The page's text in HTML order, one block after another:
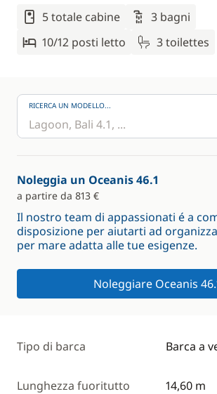
5 totale cabine
3 bagni
10/12 posti letto
3 toilettes
RICERCA UN MODELLO...
Noleggia un Oceanis 46.1
a partire da 813 €
Il nostro team di appassionati é a
disposizione per aiutarti ad
per mare adatta alle tue esigenze.
Noleggiare Oceanis
Tipo di barca Barca a
Lunghezza fuoritutto 14,60 m